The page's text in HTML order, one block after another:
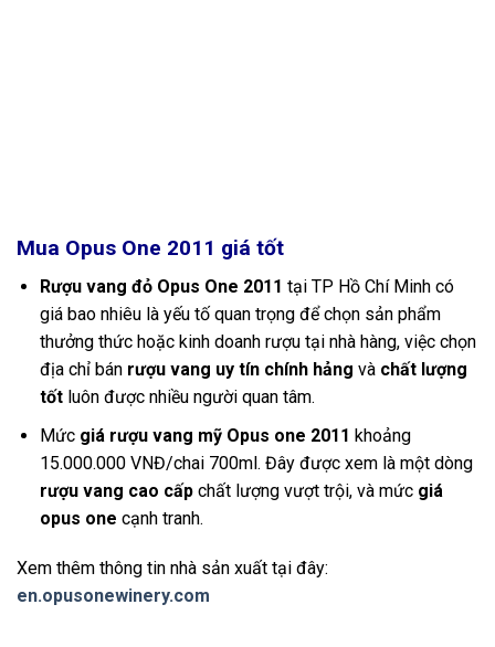
Mua Opus One 2011 giá tốt
Rượu vang đỏ Opus One 2011 tại TP Hồ Chí Minh có
giá bao nhiêu là yếu tố quan trọng để chọn sản phẩm
thưởng thức hoặc kinh doanh rượu tại nhà hàng, việc chọn
địa chỉ bán rượu vang uy tín chính hảng và chất lượng
tốt luôn được nhiều người quan tâm.
Mức giá rượu vang mỹ Opus one 2011 khoảng
15.000.000 VNĐ/chai 700ml. Đây được xem là một dòng
rượu vang cao cấpchất lượng vượt trội, và mức giá
opus one cạnh tranh.
Xem thêm thông tin nhà sản xuất tại đây:
en.opusonewinery.com